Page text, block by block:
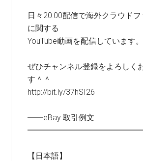
日々20:00配信で海外クラウド
に関する
YouTube動画を配信しています。
ぜひチャンネル登録をよろしく
す＾＾
http://bit.ly/37hSI26
━━eBay 取引例文
【日本語】